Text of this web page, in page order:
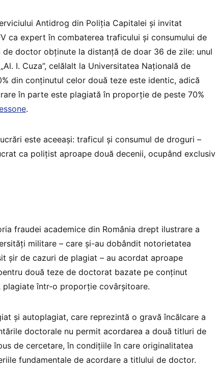
Antidrog din Poliția Capitalei și invitat
ca expert în combaterea traficului și consumului de
doctor obținute la distanță de doar 36 de zile: unul
I. Cuza”, celălalt la Universitatea Națională de
din conținutul celor două teze este identic, adică
în parte este plagiată în proporție de peste 70%
.
este aceeași: traficul și consumul de droguri –
ca polițist aproape două decenii, ocupând exclusiv
fraudei academice din România drept ilustrare a
militare – care și-au dobândit notorietatea
șir de cazuri de plagiat – au acordat aproape
două teze de doctorat bazate pe conținut
plagiate într-o proporție covârșitoare.
și autoplagiat, care reprezintă o gravă încălcare a
doctorale nu permit acordarea a două titluri de
de cercetare, în condițiile în care originalitatea
fundamentale de acordare a titlului de doctor.